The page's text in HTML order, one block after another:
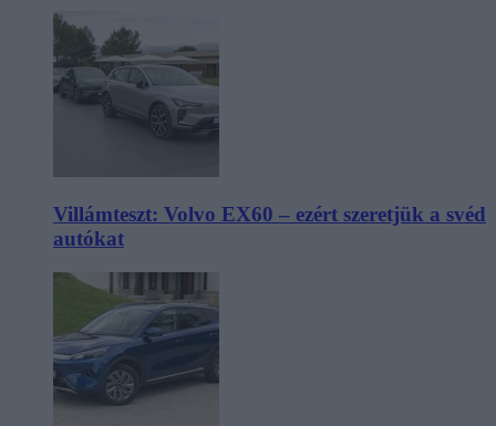
Villámteszt: Volvo EX60 – ezért szeretjük a svéd
autókat